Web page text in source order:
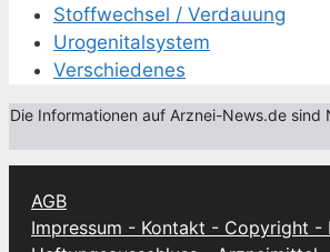
Stoffwechsel / Verdauung
Urogenitalsystem
Verschiedenes
Die Informationen auf Arznei-News.de
AGB
Impressum - Kontakt - Copyright -